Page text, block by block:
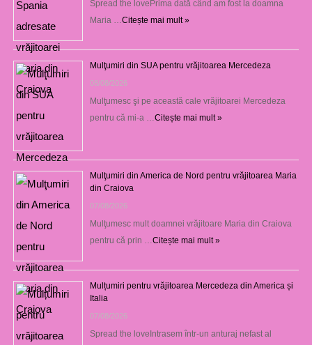
Spread the lovePrima dată când am fost la doamna
Maria …Citește mai mult »
Mulţumiri din SUA pentru vrăjitoarea Mercedeza
08/08/2026
Mulţumesc şi pe această cale vrăjitoarei Mercedeza
pentru că mi-a …Citește mai mult »
Mulţumiri din America de Nord pentru vrăjitoarea Maria
din Craiova
07/08/2026
Mulţumesc mult doamnei vrăjitoare Maria din Craiova
pentru că prin …Citește mai mult »
Mulțumiri pentru vrăjitoarea Mercedeza din America și
Italia
07/08/2026
Spread the loveIntrasem într-un anturaj nefast al